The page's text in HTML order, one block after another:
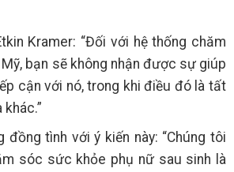
Kramer: “Đối với hệ thống chăm
bạn sẽ không nhận được sự giúp
cận với nó, trong khi điều đó là tất
đồng tình với ý kiến này: “Chúng tôi
sóc sức khỏe phụ nữ sau sinh là